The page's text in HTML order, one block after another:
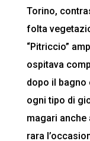
Torino,
folta
“Pitriccio”
ospitava
dopo il bagno
ogni tipo di
magari anche
rara